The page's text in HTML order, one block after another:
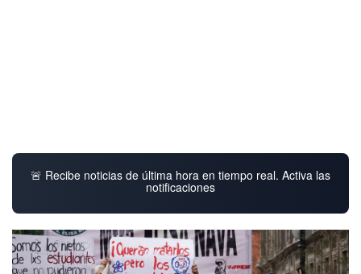
🚨 Recibe noticias de última hora en tiempo real. Activa las
notificaciones